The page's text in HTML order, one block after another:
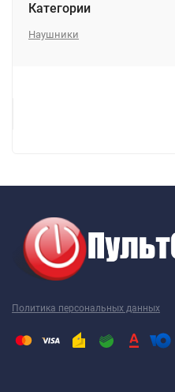
Категории
Наушники
Политика персональных данных